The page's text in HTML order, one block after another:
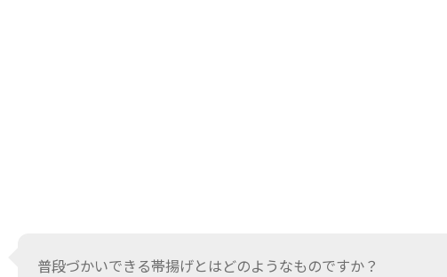
普段づかいできる帯揚げとはどのようなものですか？